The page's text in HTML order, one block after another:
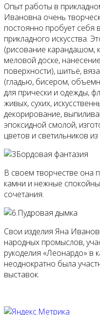
Опыт работы в
Ивановна очень
постоянно пробует себя
прикладного искусства.
(рисование карандашом,
меловой доске,
поверхности), шитьё,
(гладью, бисером,
для прически и одежды,
живых, сухих,
декорирование,
эпоксидной смолой,
цветов и светильников
В своем творчестве она
камни и нежные
сочетания.
Свои изделия Яна
народных промыслов,
рукоделия «Леонардо» в
неоднократно была
выставок.